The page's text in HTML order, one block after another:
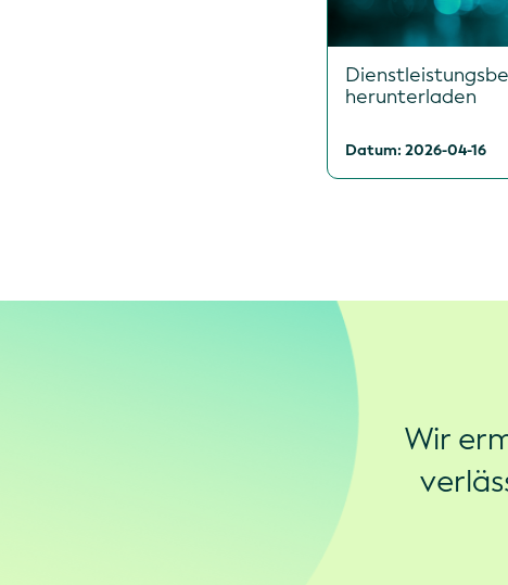
herunterladen
Datum: 2026-04-16
Wir